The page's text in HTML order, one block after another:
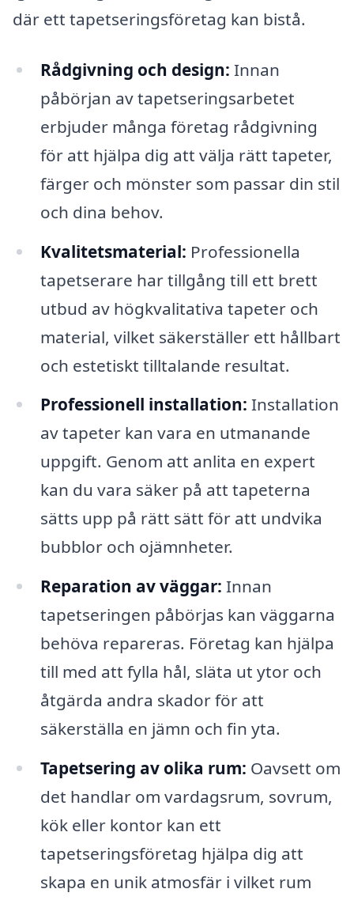
där ett tapetseringsföretag kan bistå.
Rådgivning och design: Innan
påbörjan av tapetseringsarbetet
erbjuder många företag rådgivning
för att hjälpa dig att välja rätt tapeter,
färger och mönster som passar din stil
och dina behov.
Kvalitetsmaterial: Professionella
tapetserare har tillgång till ett brett
utbud av högkvalitativa tapeter och
material, vilket säkerställer ett hållbart
och estetiskt tilltalande resultat.
Professionell installation: Installation
av tapeter kan vara en utmanande
uppgift. Genom att anlita en expert
kan du vara säker på att tapeterna
sätts upp på rätt sätt för att undvika
bubblor och ojämnheter.
Reparation av väggar: Innan
tapetseringen påbörjas kan väggarna
behöva repareras. Företag kan hjälpa
till med att fylla hål, släta ut ytor och
åtgärda andra skador för att
säkerställa en jämn och fin yta.
Tapetsering av olika rum: Oavsett om
det handlar om vardagsrum, sovrum,
kök eller kontor kan ett
tapetseringsföretag hjälpa dig att
skapa en unik atmosfär i vilket rum